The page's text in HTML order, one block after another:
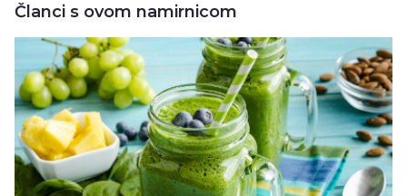
Članci s ovom namirnicom